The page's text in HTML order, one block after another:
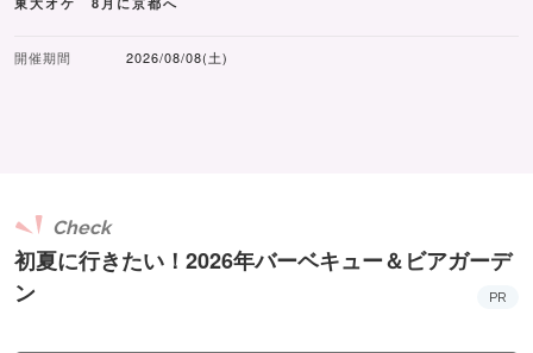
開催期間 2026/08/08(土)
初夏に行きたい！2026年バーベキュー＆ビアガーデ
ン
Check
PR